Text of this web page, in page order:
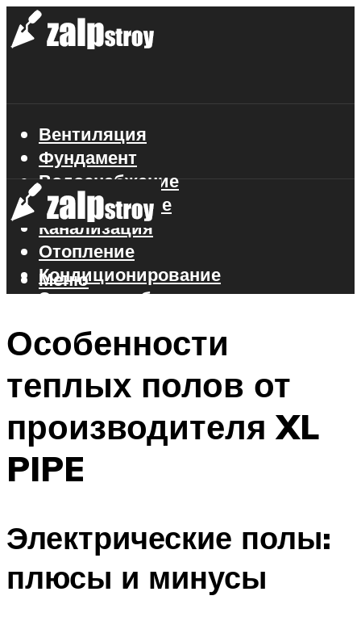
Вентиляция
Фундамент
Водоснабжение
Газоснабжение
Канализация
Отопление
Кондиционирование
Электроснабжение
Меню
Меню
Особенности
теплых полов от
производителя XL
PIPE
Электрические полы:
плюсы и минусы